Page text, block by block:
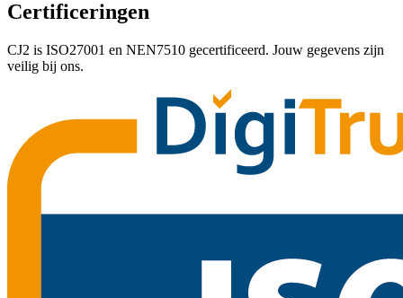
Certificeringen
CJ2 is ISO27001 en NEN7510 gecertificeerd. Jouw gegevens zijn
veilig bij ons.